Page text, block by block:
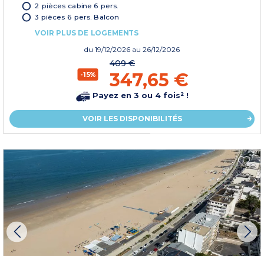
2 pièces cabine 6 pers.
3 pièces 6 pers. Balcon
VOIR PLUS DE LOGEMENTS
du 19/12/2026 au 26/12/2026
-15%
409 €
347,65 €
Payez en 3 ou 4 fois² !
VOIR LES DISPONIBILITÉS